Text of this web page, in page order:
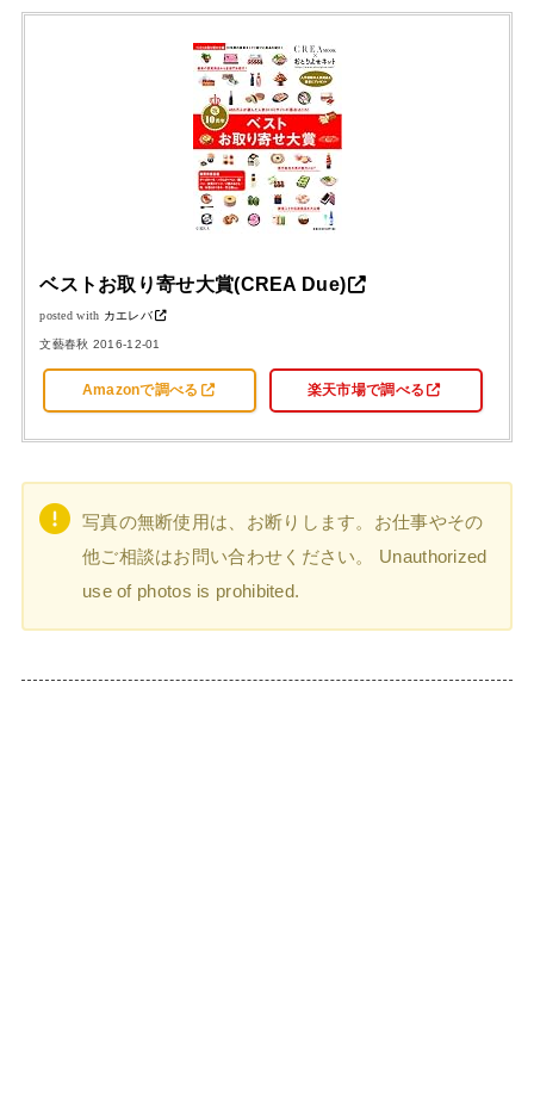
ベストお取り寄せ大賞(CREA Due)
posted with カエレバ
文藝春秋 2016-12-01
Amazonで調べる 楽天市場で調べる
写真の無断使用は、お断りします。お仕事やその
他ご相談はお問い合わせください。 Unauthorized
use of photos is prohibited.